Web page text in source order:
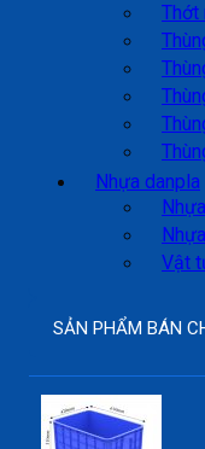
Thớt
Nhựa danpla
Vật
SẢN PHẨM BÁN